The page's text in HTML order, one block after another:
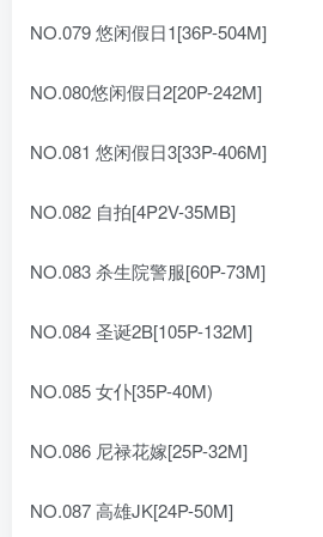
NO.079 悠闲假日1[36P-504M]
NO.080悠闲假日2[20P-242M]
NO.081 悠闲假日3[33P-406M]
NO.082 自拍[4P2V-35MB]
NO.083 杀生院警服[60P-73M]
NO.084 圣诞2B[105P-132M]
NO.085 女仆[35P-40M)
NO.086 尼禄花嫁[25P-32M]
NO.087 高雄JK[24P-50M]